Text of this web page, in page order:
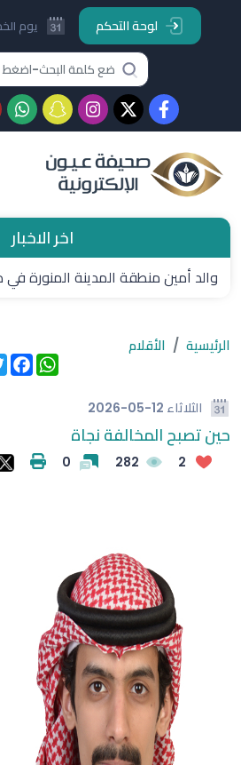
لوحة التحكم يوم الخميس 21
اخر الاخبار
والد أمين منطقة المدينة المنورة في
الرئيسية الأقلام
WhatsApp
الثلاثاء 2026-05-12
حين تصبح المخالفة نجاة
2
282
0